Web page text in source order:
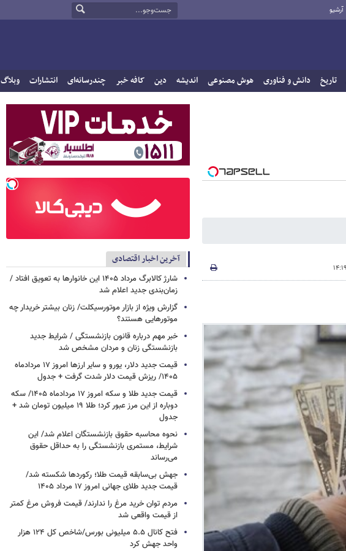
آرشیو
تاریخ دانش و فناوری هوش مصنوعی اندیشه دین کافه خبر چندرسانه‌ای انتشارات وبلاگ
آخرین اخبار اقتصادی
شارژ کالابرگ مرداد ۱۴۰۵ این خانوارها به تعویق افتاد /
زمان‌بندی جدید اعلام شد
گزارش ویژه از بازار موتورسیکلت/ زنان بیشتر خریدار چه
موتورهایی هستند؟
خبر مهم درباره قانون بازنشستگی / شرایط جدید
بازنشستگی زنان و مردان مشخص شد
قیمت جدید دلار، یورو و سایر ارزها امروز ۱۷ مردادماه
۱۴۰۵/ ریزش قیمت دلار شدت گرفت + جدول
قیمت جدید طلا و سکه امروز ۱۷ مردادماه ۱۴۰۵/ سکه
دوباره از این مرز عبور کرد؛ طلا ۱۹ میلیون تومان شد +
جدول
نحوه محاسبه حقوق بازنشستگان اعلام شد/ این
شرایط، مستمری بازنشستگی را به حداقل حقوق
می‌رساند
جهش بی‌سابقه قیمت طلا؛ رکوردها شکسته شد/
قیمت جدید طلای جهانی امروز ۱۷ مرداد ۱۴۰۵
مردم توان خرید مرغ را ندارند/ قیمت فروش مرغ کمتر
از قیمت واقعی شد
فتح کانال ۵.۵ میلیونی بورس/شاخص کل ۱۲۴ هزار
واحد جهش کرد